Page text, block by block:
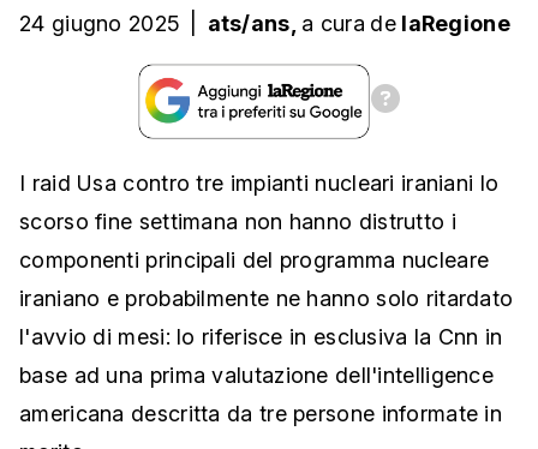
24 giugno 2025 ats/ans, a cura de laRegione
I raid Usa contro tre impianti nucleari iraniani lo
scorso fine settimana non hanno distrutto i
componenti principali del programma nucleare
iraniano e probabilmente ne hanno solo ritardato
l'avvio di mesi: lo riferisce in esclusiva la Cnn in
base ad una prima valutazione dell'intelligence
americana descritta da tre persone informate in